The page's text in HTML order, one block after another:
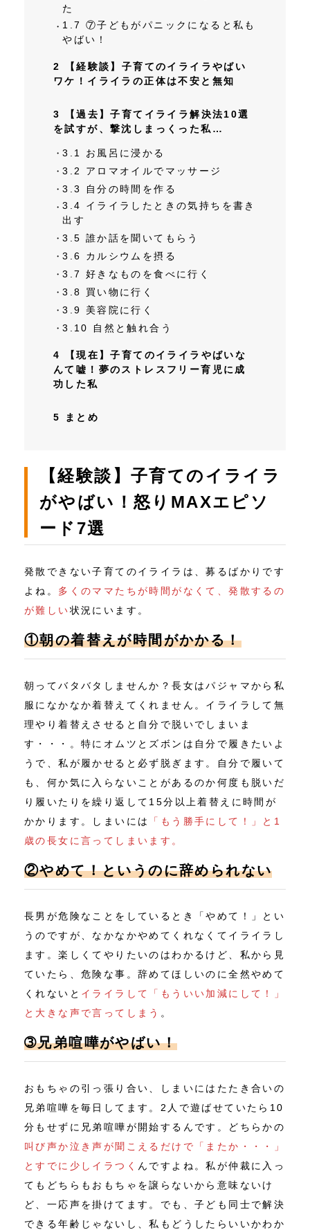
た
1.7
⑦子どもがパニックになると私も
やばい！
2
【経験談】子育てのイライラやばい
ワケ！イライラの正体は不安と無知
3
【過去】子育てイライラ解決法10選
を試すが、撃沈しまっくった私…
3.1
お風呂に浸かる
3.2
アロマオイルでマッサージ
3.3
自分の時間を作る
3.4
イライラしたときの気持ちを書き
出す
3.5 誰か話を聞いてもらう
3.6
カルシウムを摂る
3.7
好きなものを食べに行く
3.8
買い物に行く
3.9
美容院に行く
3.10
自然と触れ合う
4
【現在】子育てのイライラやばいな
んて嘘！夢のストレスフリー育児に成
功した私
5 まとめ
【経験談】子育てのイライラ
がやばい！怒りMAXエピソ
ード7選
発散できない子育てのイライラは、募るばかりです
よね。 多くのママたちが時間がなくて、発散するの
が難しい状況にいます。
①朝の着替えが時間がかかる！
朝ってバタバタしませんか？長女はパジャマから私
服になかなか着替えてくれません。イライラして無
理やり着替えさせると自分で脱いでしまいま
す・・・。特にオムツとズボンは自分で履きたいよ
うで、私が履かせると必ず脱ぎます。自分で履いて
も、何か気に入らないことがあるのか何度も脱いだ
り履いたりを繰り返して15分以上着替えに時間が
かかります。しまいには
「もう勝手にして！」と1
歳の長女に言ってしまいます。
②やめて！というのに辞められない
長男が危険なことをしているとき「やめて！」とい
うのですが、なかなかやめてくれなくてイライラし
ます。楽しくてやりたいのはわかるけど、私から見
ていたら、危険な事。辞めてほしいのに全然やめて
くれないと イライラして「もういい加減にして！」
と大きな声で言ってしまう 。
➂兄弟喧嘩がやばい！
おもちゃの引っ張り合い、しまいにはたたき合いの
兄弟喧嘩を毎日してます。2人で遊ばせていたら10
分もせずに兄弟喧嘩が開始するんです。どちらかの
叫び声か泣き声が聞こえるだけで「またか・・・」
とすでに少しイラつく んですよね。私が仲裁に入っ
てもどちらもおもちゃを譲らないから意味ないけ
ど、一応声を掛けてます。でも、子ども同士で解決
できる年齢じゃないし、私もどうしたらいいかわか